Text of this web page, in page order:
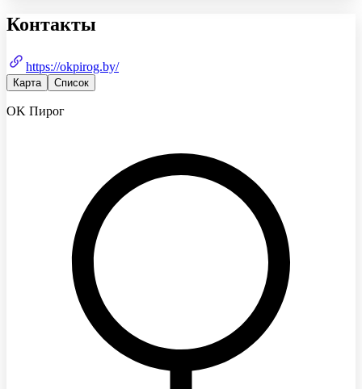
Контакты
https://okpirog.by/
Карта Список
OK Пирог